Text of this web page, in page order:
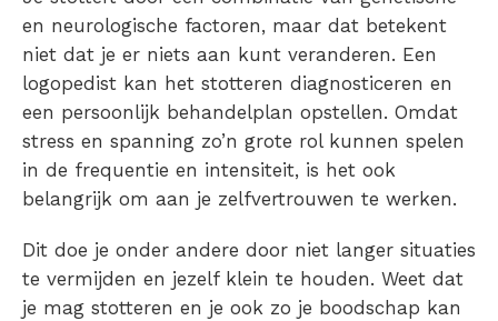
en neurologische factoren, maar dat betekent
niet dat je er niets aan kunt veranderen. Een
logopedist kan het stotteren diagnosticeren en
een persoonlijk behandelplan opstellen. Omdat
stress en spanning zo’n grote rol kunnen spelen
in de frequentie en intensiteit, is het ook
belangrijk om aan je zelfvertrouwen te werken.
Dit doe je onder andere door niet langer situaties
te vermijden en jezelf klein te houden. Weet dat
je mag stotteren en je ook zo je boodschap kan